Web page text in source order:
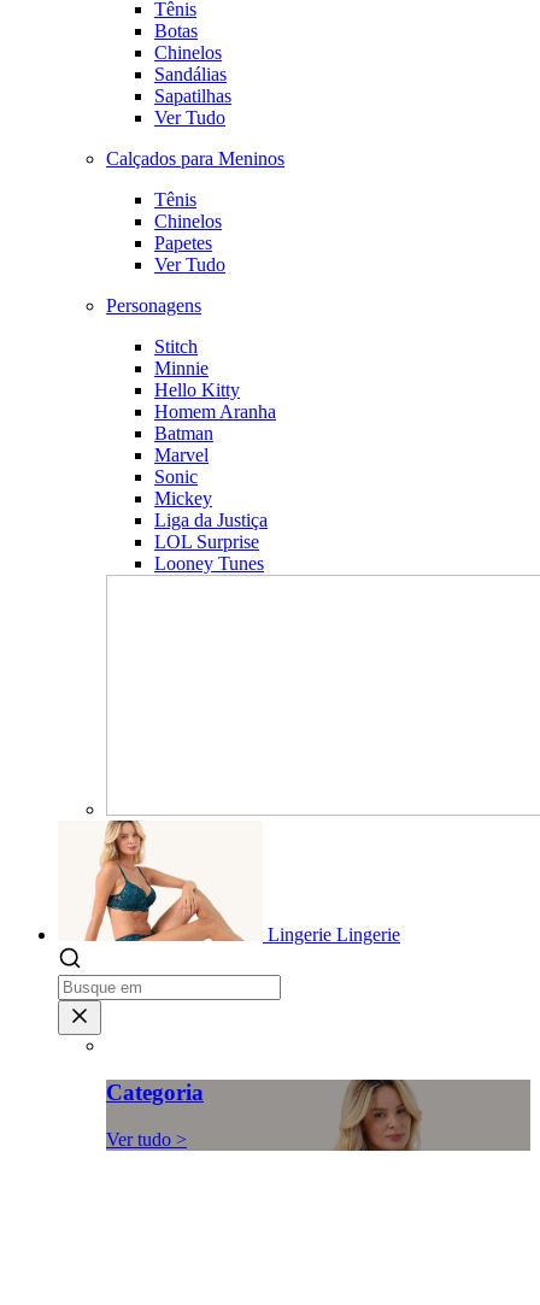
Tênis
Botas
Chinelos
Sandálias
Sapatilhas
Ver Tudo
Calçados para Meninos
Tênis
Chinelos
Papetes
Ver Tudo
Personagens
Stitch
Minnie
Hello Kitty
Homem Aranha
Batman
Marvel
Sonic
Mickey
Liga da Justiça
LOL Surprise
Looney Tunes
Lingerie Lingerie
Categoria
Ver tudo >